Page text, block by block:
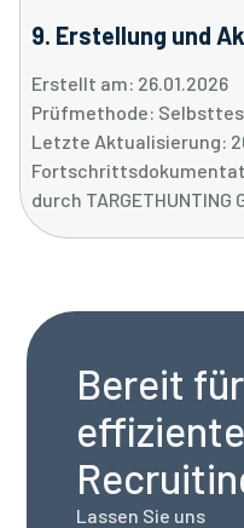
9. Erstellung und
Erstellt am: 26.01.2026
Prüfmethode:
Letzte Aktualisierung:
durch TARGETHUNTING
Bereit für
Lassen Sie uns